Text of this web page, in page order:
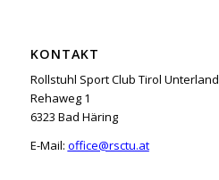
KONTAKT
Rollstuhl Sport Club Tirol Unterland
Rehaweg 1
6323 Bad Häring
E-Mail: office@rsctu.at